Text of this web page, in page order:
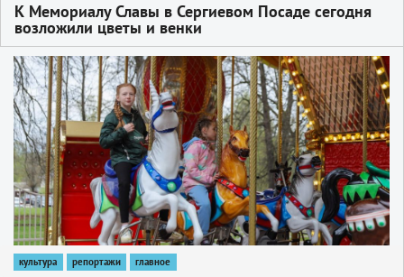
К Мемориалу Славы в Сергиевом Посаде сегодня
возложили цветы и венки
2
культура репортажи главное